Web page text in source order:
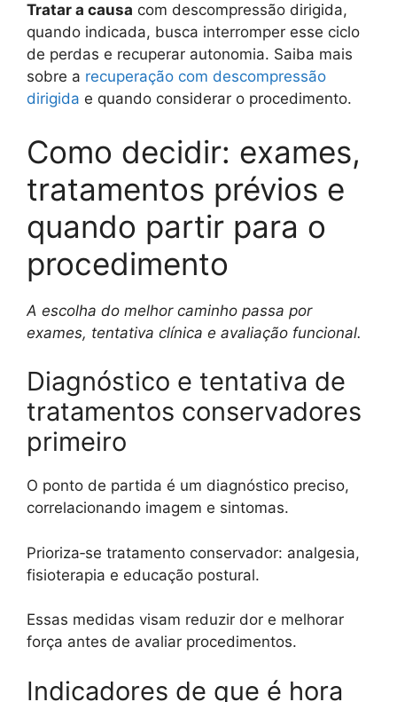
Tratar a causa com descompressão dirigida,
quando indicada, busca interromper esse ciclo
de perdas e recuperar autonomia. Saiba mais
sobre a recuperação com descompressão
dirigida e quando considerar o procedimento.
Como decidir: exames,
tratamentos prévios e
quando partir para o
procedimento
A escolha do melhor caminho passa por
exames, tentativa clínica e avaliação funcional.
Diagnóstico e tentativa de
tratamentos conservadores
primeiro
O ponto de partida é um diagnóstico preciso,
correlacionando imagem e sintomas.
Prioriza‑se tratamento conservador: analgesia,
fisioterapia e educação postural.
Essas medidas visam reduzir dor e melhorar
força antes de avaliar procedimentos.
Indicadores de que é hora